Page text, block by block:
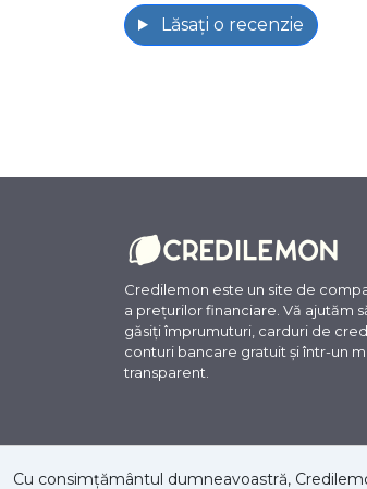
Lăsați o recenzie
Credilemon este un site de
a prețurilor financiare. Vă ajutăm
găsiți împrumuturi, carduri de
conturi bancare gratuit și într-un
transparent.
Cu consimțământul dumneavoastră,